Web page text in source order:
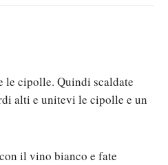
le cipolle. Quindi scaldate
alti e unitevi le cipolle e un
il vino bianco e fate